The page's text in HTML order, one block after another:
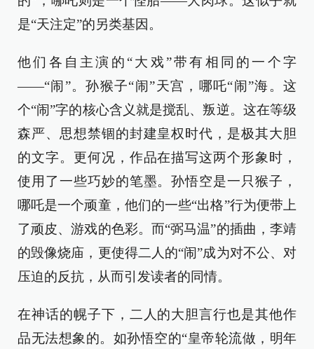
是“天注定”的另类基因。
他们各自主演的“大戏”带有相同的一个字
——“闹”。孙猴子“闹”天宫，哪吒“闹”海。这
个“闹”字的核心含义就是搅乱、叛逆。这在等级
森严、思想禁锢的封建皇权时代，是极其大胆
的文字。更何况，作品在描写这两个形象时，
使用了一些巧妙的笔墨。孙悟空是一只猴子，
哪吒是一个顽童，他们的一些“出格”行为便带上
了顽皮、游戏的色彩。而“弼马温”的插曲，李靖
的毁像烧庙，更使得二人的“闹”成为对不公、对
压迫的反抗，从而引发读者的同情。
在神话的幌子下，二人的大胆言行也是其他作
品无法想象的。如孙悟空的“皇帝轮流做，明年